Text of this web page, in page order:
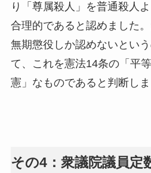
り「尊属殺人」を普通殺人
合理的であると認めました
無期懲役しか認めないとい
て、これを憲法14条の「平
憲」なものであると判断しま
その4：衆議院議員定